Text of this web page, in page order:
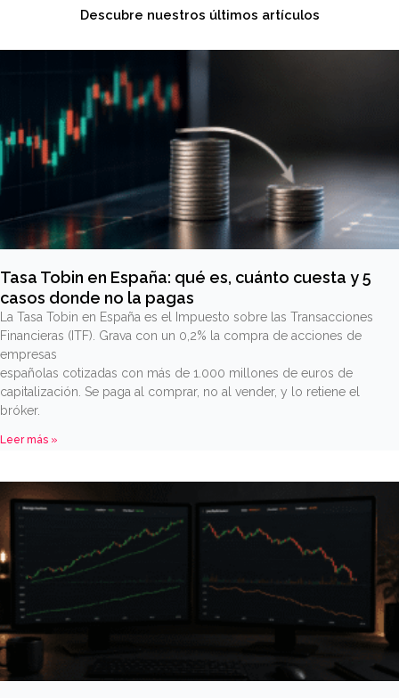
Descubre nuestros últimos artículos
Tasa Tobin en España: qué es, cuánto cuesta y 5
casos donde no la pagas
La Tasa Tobin en España es el Impuesto sobre las Transacciones
Financieras (ITF). Grava con un 0,2% la compra de acciones de
empresas
españolas cotizadas con más de 1.000 millones de euros de
capitalización. Se paga al comprar, no al vender, y lo retiene el
bróker.
Leer más »